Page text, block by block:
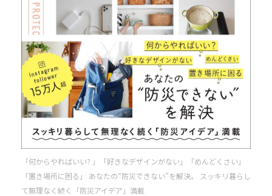
「何からやればいい? 」「好きなデザインがない」「めんどくさい」
「置き場所に困る」 あなたの“防災できない”を解決。 スッキリ暮らし
て無理なく続く「防災アイデア」満載